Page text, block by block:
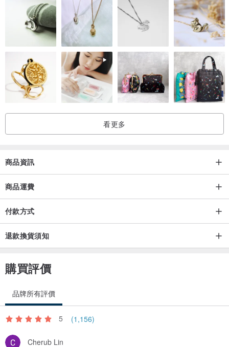
看更多
商品資訊
商品運費
付款方式
退款換貨須知
購買評價
品牌所有評價
5 (1,156)
Cherub Lin